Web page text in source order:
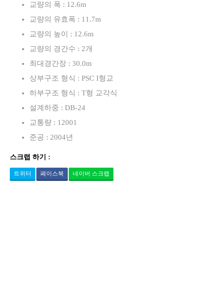
교량의 폭 : 12.6m
교량의 유효폭 : 11.7m
교량의 높이 : 12.6m
교량의 경간수 : 2개
최대경간장 : 30.0m
상부구조 형식 : PSC I형교
하부구조 형식 : T형 교각식
설계하중 : DB-24
교통량 : 12001
준공 : 2004년
스크랩 하기 :
트위터 페이스북 네이버 스크랩